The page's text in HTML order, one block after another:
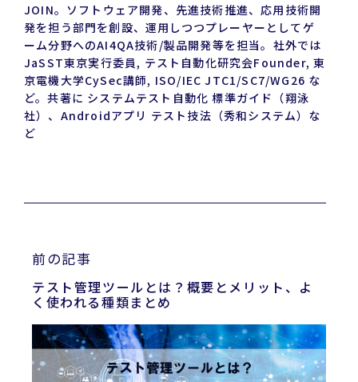
JOIN。ソフトウェア開発、先進技術推進、応用技術開
発を担う部門を創設、運用しつつプレーヤーとしてゲ
ーム分野へのAI4QA技術/製品開発等を担当。社外では
JaSST東京実行委員, テスト自動化研究会Founder, 東
京電機大学CySec講師, ISO/IEC JTC1/SC7/WG26 な
ど。共著に システムテスト自動化 標準ガイド（翔泳
社）、Androidアプリ テスト技法（秀和システム）な
ど
前の記事
テスト管理ツールとは？概要とメリット、よ
く使われる種類まとめ